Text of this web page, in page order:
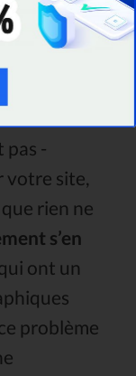
les
pas -
votre site,
rien ne
s’en
ont un
problème